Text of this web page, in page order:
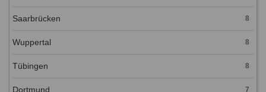
Saarbrücken 8
Wuppertal 8
Tübingen 8
Dortmund 7